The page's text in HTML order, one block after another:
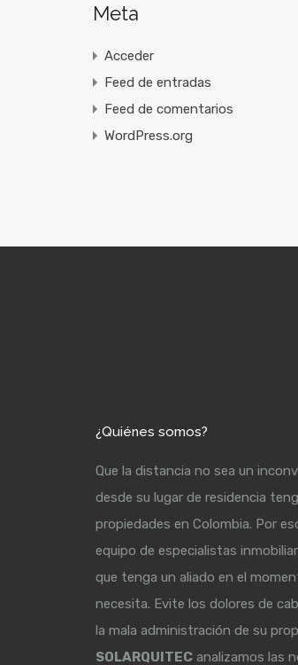
Meta
Acceder
Feed de entradas
Feed de comentarios
WordPress.org
¿Quiénes somos?
Que la distancia no sea un
desde su lugar de residencia
propiedades en Colombia. Por
equipo de especialistas
que tenga un aliado en el
necesita. Evite los dolores de
la mala administración de su
SOLARQUITEC analizamos las